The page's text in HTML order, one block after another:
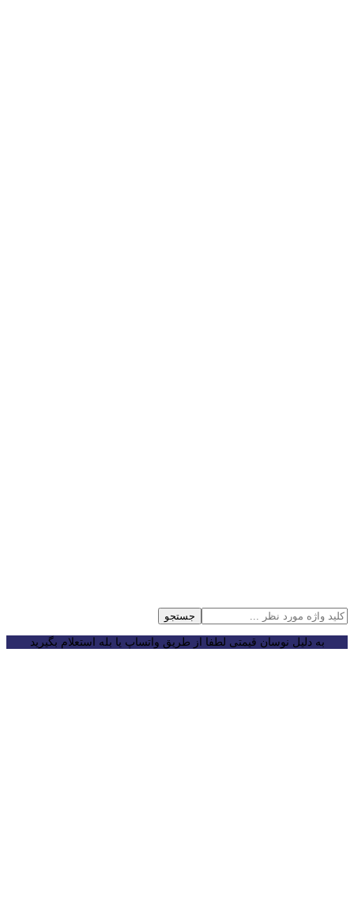
جستجو
به دلیل نوسان قیمتی لطفا از طریق واتساپ یا بله استعلام بگیرید